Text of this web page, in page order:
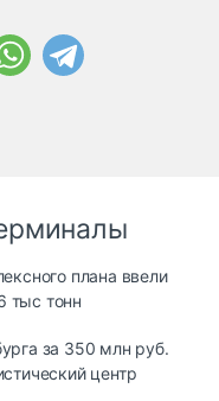
плана ввели
тыс тонн
за 350 млн руб.
центр